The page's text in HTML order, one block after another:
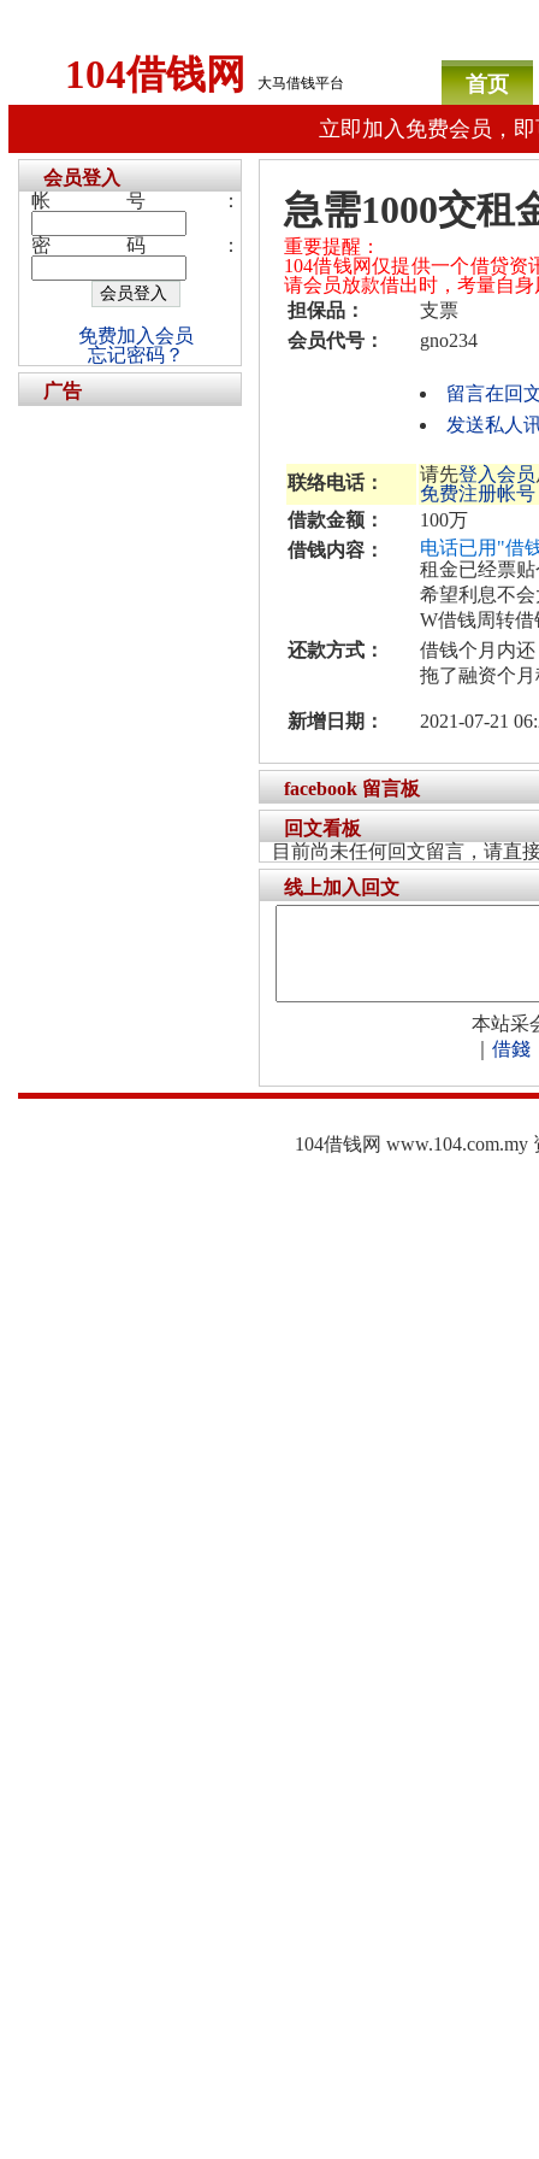
104借钱网 大马借钱平台
首页
立即加入免费会员，
急需1000交租
重要提醒：
104借钱网仅提供一个借贷
请会员放款借出时，考量自
担保品：
支票
会员代号：
gno234
留言在回
发送私人
联络电话： 请先登入会员
免费注册帐号
借款金额：
100万
借钱内容：
电话已用"借
租金已经票
希望利息不
W借钱周转
还款方式：
借钱个月内
拖了融资个
新增日期： 2021-07-21
facebook 留言板
回文看板
目前尚未任何回文留言，请直
线上加入回文
本站采
借錢
会员登入
帐号：
密码：
免费加入会员
忘记密码？
广告
104借钱网